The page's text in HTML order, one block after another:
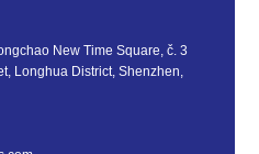
New Time Square, č. 3
Longhua District, Shenzhen,